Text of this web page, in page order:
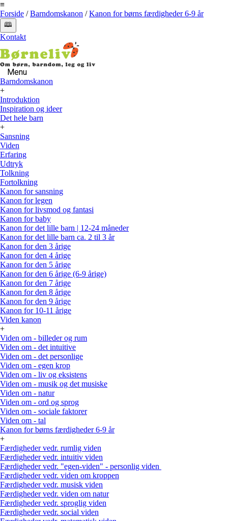
≡
Forside /Barndomskanon /Kanon for børns færdigheder 6-9 år
🕮
Kontakt
Menu
Barndomskanon
+
Introduktion
Inspiration og ideer
Det hele barn
+
Sansning
Viden
Erfaring
Udtryk
Tolkning
Fortolkning
Kanon for sansning
Kanon for legen
Kanon for livsmod og fantasi
Kanon for baby
Kanon for det lille barn | 12-24 måneder
Kanon for det lille barn ca. 2 til 3 år
Kanon for den 3 årige
Kanon for den 4 årige
Kanon for den 5 årige
Kanon for den 6 årige (6-9 årige)
Kanon for den 7 årige
Kanon for den 8 årige
Kanon for den 9 årige
Kanon for 10-11 årige
Viden kanon
+
Viden om - billeder og rum
Viden om - det intuitive
Viden om - det personlige
Viden om - egen krop
Viden om - liv og eksistens
Viden om - musik og det musiske
Viden om - natur
Viden om - ord og sprog
Viden om - sociale faktorer
Viden om - tal
Kanon for børns færdigheder 6-9 år
+
Færdigheder vedr. rumlig viden
Færdigheder vedr. intuitiv viden
Færdigheder vedr. "egen-viden" - personlig viden
Færdigheder vedr. viden om kroppen
Færdigheder vedr. musisk viden
Færdigheder vedr. viden om natur
Færdigheder vedr. sproglig viden
Færdigheder vedr. social viden